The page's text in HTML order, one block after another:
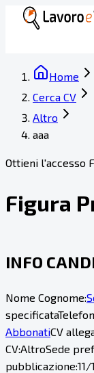
Home
Cerca CV
Altro
aaa
Ottieni l'accesso
Figura
INFO
Nome Cognome:
specificata
AbbonatiCV
CV:AltroSede
pubblicazione: